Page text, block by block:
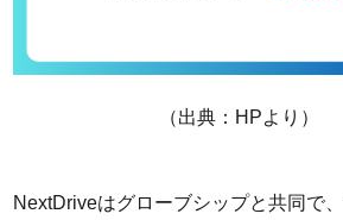
（出典：HPより）
NextDriveはグローブシップと共同で